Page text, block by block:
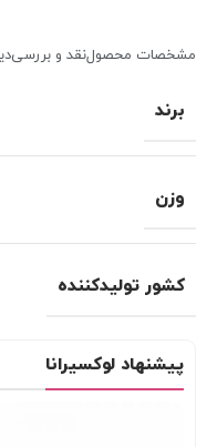
مشخصات محصولنقد و بررسی
برند
وزن
کشور تولید‌کننده
پیشنهاد لوکسیرانا